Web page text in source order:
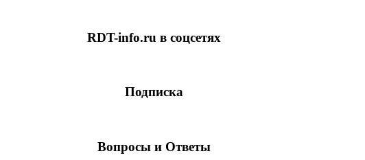
RDT-info.ru в соцсетях
Подписка
Вопросы и Ответы